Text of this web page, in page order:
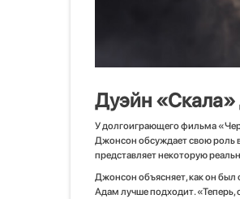
Дуэйн «Скала»
У долгоиграющего фильма
Джонсон обсуждает свою роль в
представляет некоторую
Джонсон объясняет, как он был
Адам лучше подходит. «Теперь,